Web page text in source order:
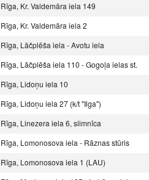
Rīga, Kr. Valdemāra iela 149
Rīga, Kr. Valdemāra iela 2
Rīga, Lāčplēša iela - Avotu iela
Rīga, Lāčplēša iela 110 - Gogoļa ielas st.
Rīga, Lidoņu iela 10
Rīga, Lidoņu iela 27 (k/t "Ilga")
Rīga, Linezera iela 6, slimnīca
Rīga, Lomonosova iela - Rāznas stūris
Rīga, Lomonosova iela 1 (LAU)